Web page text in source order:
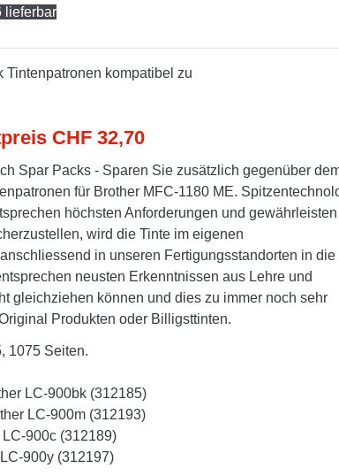
lieferbar
Tintenpatronen kompatibel zu
CHF 32,70
Spar Packs - Sparen Sie zusätzlich gegenüber
für Brother MFC-1180 ME.
höchsten Anforderungen und gewährleisten
wird die Tinte im eigenen
in unseren Fertigungsstandorten in die
neusten Erkenntnissen aus Lehre und
gleichziehen können und dies zu immer noch sehr
Produkten oder Billigsttinten.
1075 Seiten.
LC-900bk (312185)
LC-900m (312193)
900c (312189)
900y (312197)